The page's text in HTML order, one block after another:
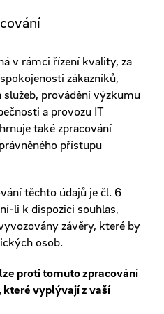
v rámci řízení kvality, za
zákazníků,
provádění výzkumu
a provozu IT
také zpracování
přístupu
těchto údajů je čl. 6
li k dispozici souhlas,
závěry, které by
osob.
proti tomuto zpracování
které vyplývají z vaší